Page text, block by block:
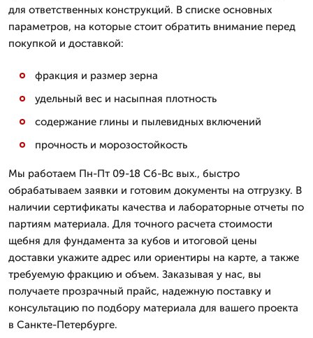
для ответственных конструкций. В списке основных
параметров, на которые стоит обратить внимание перед
покупкой и доставкой:
фракция и размер зерна
удельный вес и насыпная плотность
содержание глины и пылевидных включений
прочность и морозостойкость
Мы работаем Пн-Пт 09-18 Сб-Вс вых., быстро
обрабатываем заявки и готовим документы на отгрузку. В
наличии сертификаты качества и лабораторные отчеты по
партиям материала. Для точного расчета стоимости
щебня для фундамента за кубов и итоговой цены
доставки укажите адрес или ориентиры на карте, а также
требуемую фракцию и объем. Заказывая у нас, вы
получаете прозрачный прайс, надежную поставку и
консультацию по подбору материала для вашего проекта
в Санкте-Петербурге.